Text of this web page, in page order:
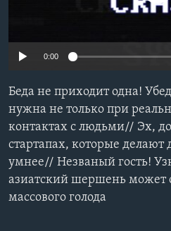
СОЦИАЛЬНЫЕ СЕТИ
Языки
0:00
Беда не приходит одна!
нужна не только при
контактах с людьми// Эх,
стартапах, которые
умнее// Незваный гость!
азиатский шершень может
массового голода